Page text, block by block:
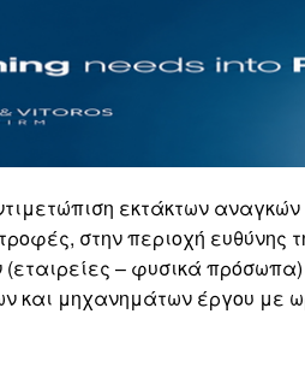
εκτάκτων
στην περιοχή ευθύνης
– φυσικά
και μηχανημάτων έργου με